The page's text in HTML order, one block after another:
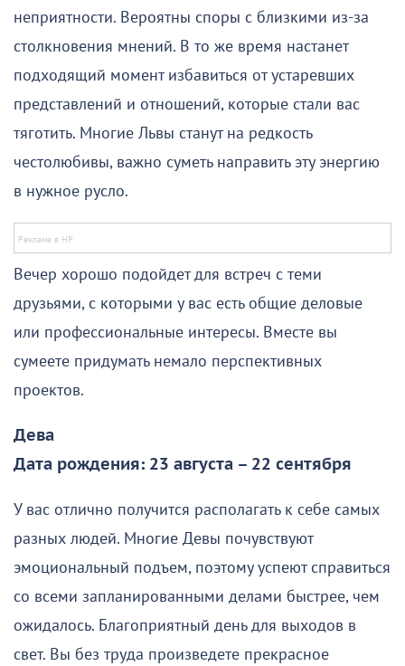
неприятности. Вероятны споры с близкими из-за
столкновения мнений. В то же время настанет
подходящий момент избавиться от устаревших
представлений и отношений, которые стали вас
тяготить. Многие Львы станут на редкость
честолюбивы, важно суметь направить эту энергию
в нужное русло.
Вечер хорошо подойдет для встреч с теми
друзьями, с которыми у вас есть общие деловые
или профессиональные интересы. Вместе вы
сумеете придумать немало перспективных
проектов.
Дева
Дата рождения: 23 августа – 22 сентября
У вас отлично получится располагать к себе самых
разных людей. Многие Девы почувствуют
эмоциональный подъем, поэтому успеют справиться
со всеми запланированными делами быстрее, чем
ожидалось. Благоприятный день для выходов в
свет. Вы без труда произведете прекрасное